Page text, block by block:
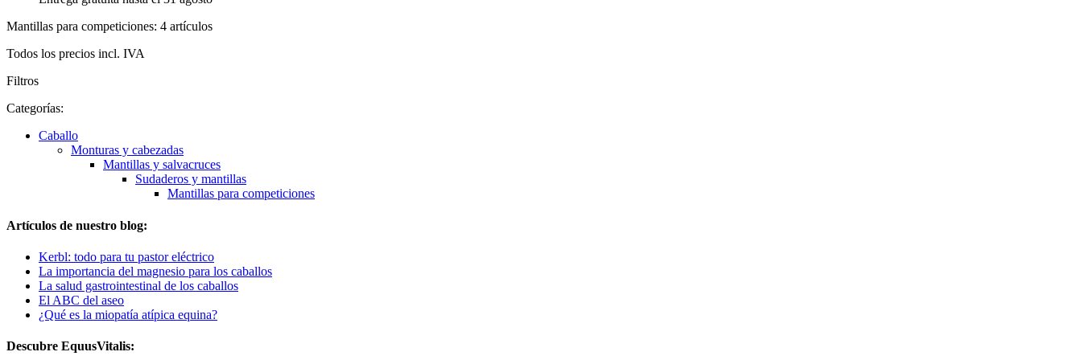
Mantillas para competiciones: 4 artículos
Todos los precios incl. IVA
Filtros
Categorías:
Caballo
Monturas y cabezadas
Mantillas y salvacruces
Sudaderos y mantillas
Mantillas para competiciones
Artículos de nuestro blog:
Kerbl: todo para tu pastor eléctrico
La importancia del magnesio para los caballos
La salud gastrointestinal de los caballos
El ABC del aseo
¿Qué es la miopatía atípica equina?
Descubre EquusVitalis: